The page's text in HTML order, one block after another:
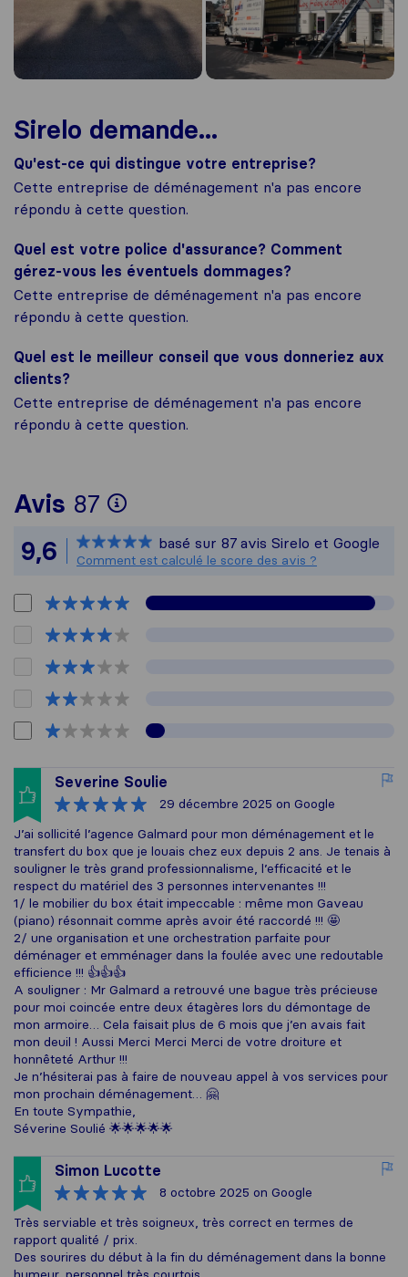
Sirelo demande...
Qu'est-ce qui distingue votre entreprise?
Cette entreprise de déménagement n'a pas encore
répondu à cette question.
Quel est votre police d'assurance? Comment
gérez-vous les éventuels dommages?
Cette entreprise de déménagement n'a pas encore
répondu à cette question.
Quel est le meilleur conseil que vous donneriez aux
clients?
Cette entreprise de déménagement n'a pas encore
répondu à cette question.
Avis 87
Pour vous donner une
Sirelo n'est pas
Tous les avis recueillis
9,6 basé sur 87 avis Sirelo et Google
Comment est calculé le score des avis ?
Severine Soulie
29 décembre 2025 on Google
J’ai sollicité l’agence Galmard pour mon déménagement et le
transfert du box que je louais chez eux depuis 2 ans. Je tenais à
souligner le très grand professionnalisme, l’efficacité et le
respect du matériel des 3 personnes intervenantes !!!
1/ le mobilier du box était impeccable : même mon Gaveau
(piano) résonnait comme après avoir été raccordé !!! 🤩
2/ une organisation et une orchestration parfaite pour
déménager et emménager dans la foulée avec une redoutable
efficience !!! 👍👍👍
A souligner : Mr Galmard a retrouvé une bague très précieuse
pour moi coincée entre deux étagères lors du démontage de
mon armoire… Cela faisait plus de 6 mois que j’en avais fait
mon deuil ! Aussi Merci Merci Merci de votre droiture et
honnêteté Arthur !!!
Je n’hésiterai pas à faire de nouveau appel à vos services pour
mon prochain déménagement… 🤗
En toute Sympathie,
Séverine Soulié 🌟🌟🌟🌟🌟
Simon Lucotte
8 octobre 2025 on Google
Très serviable et très soigneux, très correct en termes de
rapport qualité / prix.
Des sourires du début à la fin du déménagement dans la bonne